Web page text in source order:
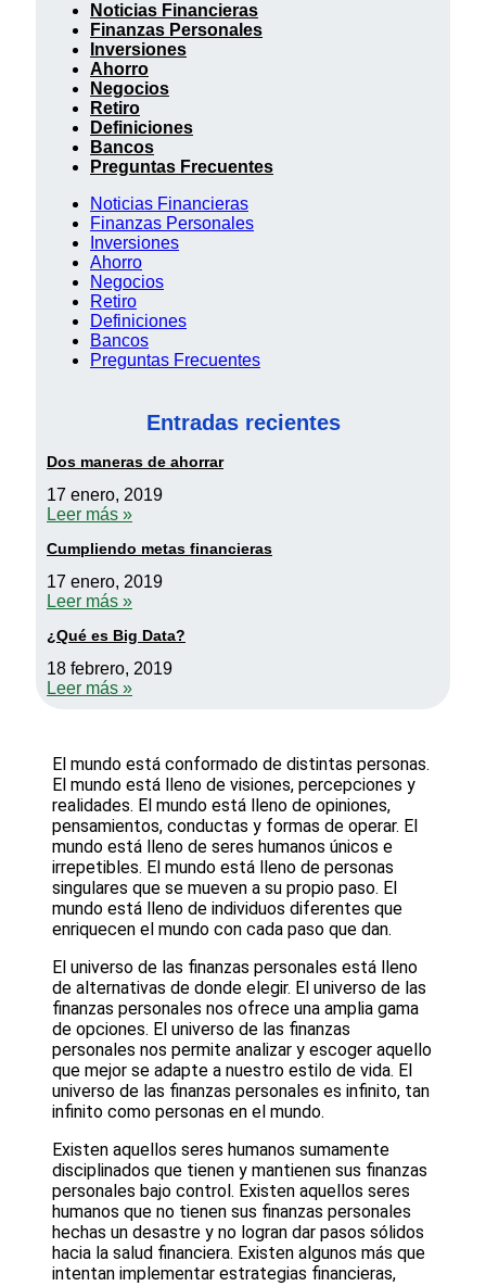
Noticias Financieras
Finanzas Personales
Inversiones
Ahorro
Negocios
Retiro
Definiciones
Bancos
Preguntas Frecuentes
Noticias Financieras
Finanzas Personales
Inversiones
Ahorro
Negocios
Retiro
Definiciones
Bancos
Preguntas Frecuentes
Entradas recientes
Dos maneras de ahorrar
17 enero, 2019
Leer más »
Cumpliendo metas financieras
17 enero, 2019
Leer más »
¿Qué es Big Data?
18 febrero, 2019
Leer más »
El mundo está conformado de distintas personas.
El mundo está lleno de visiones, percepciones y
realidades. El mundo está lleno de opiniones,
pensamientos, conductas y formas de operar. El
mundo está lleno de seres humanos únicos e
irrepetibles. El mundo está lleno de personas
singulares que se mueven a su propio paso. El
mundo está lleno de individuos diferentes que
enriquecen el mundo con cada paso que dan.
El universo de las finanzas personales está lleno
de alternativas de donde elegir. El universo de las
finanzas personales nos ofrece una amplia gama
de opciones. El universo de las finanzas
personales nos permite analizar y escoger aquello
que mejor se adapte a nuestro estilo de vida. El
universo de las finanzas personales es infinito, tan
infinito como personas en el mundo.
Existen aquellos seres humanos sumamente
disciplinados que tienen y mantienen sus finanzas
personales bajo control. Existen aquellos seres
humanos que no tienen sus finanzas personales
hechas un desastre y no logran dar pasos sólidos
hacia la salud financiera. Existen algunos más que
intentan implementar estrategias financieras,